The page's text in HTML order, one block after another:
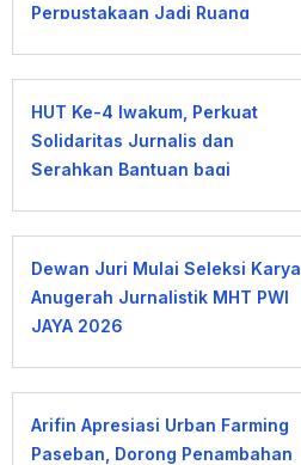
Perpustakaan Jadi Ruang
HUT Ke-4 Iwakum, Perkuat
Solidaritas Jurnalis dan
Serahkan Bantuan bagi
Dewan Juri Mulai Seleksi Karya
Anugerah Jurnalistik MHT PWI
JAYA 2026
Arifin Apresiasi Urban Farming
Paseban, Dorong Penambahan